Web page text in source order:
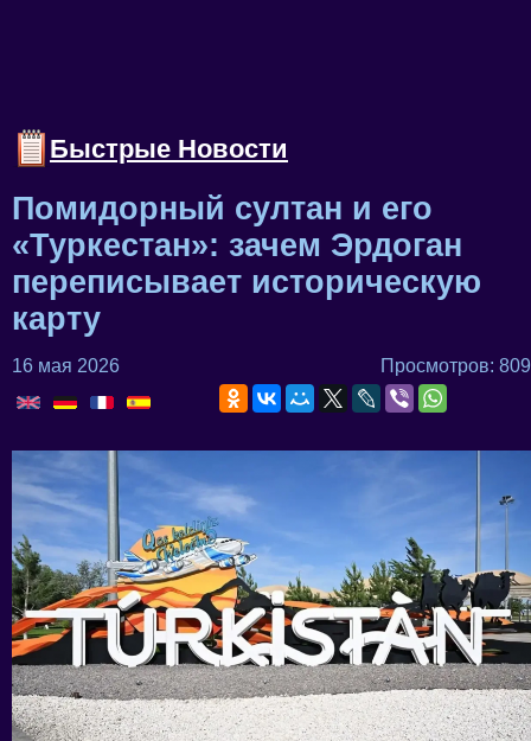
Быстрые Новости
Помидорный султан и его
«Туркестан»: зачем Эрдоган
переписывает историческую
карту
16 мая 2026 Просмотров: 809